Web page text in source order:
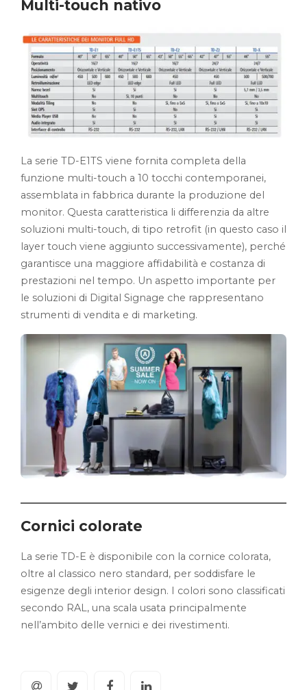
Multi-touch nativo
La serie TD-E1TS viene fornita completa della
funzione multi-touch a 10 tocchi contemporanei,
assemblata in fabbrica durante la produzione del
monitor. Questa caratteristica li differenzia da altre
soluzioni multi-touch, di tipo retrofit (in questo caso il
layer touch viene aggiunto successivamente), perché
garantisce una maggiore affidabilità e costanza di
prestazioni nel tempo. Un aspetto importante per
le soluzioni di Digital Signage che rappresentano
strumenti di vendita e di marketing.
Cornici colorate
La serie TD-E è disponibile con la cornice colorata,
oltre al classico nero standard, per soddisfare le
esigenze degli interior design. I colori sono classificati
secondo RAL, una scala usata principalmente
nell’ambito delle vernici e dei rivestimenti.